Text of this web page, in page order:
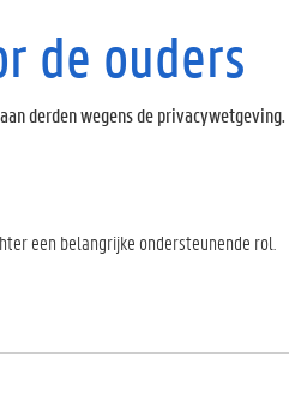
de ouders
derden wegens de
een belangrijke ondersteunende rol.